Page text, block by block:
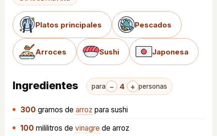
Platos principales Pescados
Arroces Sushi Japonesa
Ingredientes para − 4 + personas
300 gramos de arroz para sushi
100 mililitros de vinagre de arroz